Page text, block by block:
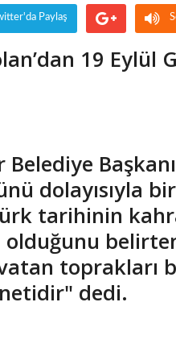
Paylaş
19 Eylül
dolayısıyla
tarihinin
olduğunu
toprakları
dedi.